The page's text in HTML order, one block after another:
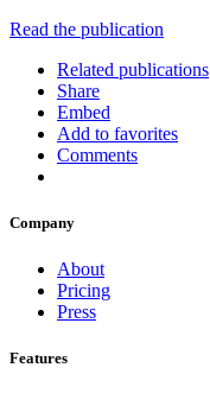
Read the publication
Related publications
Share
Embed
Add to favorites
Comments
Company
About
Pricing
Press
Features